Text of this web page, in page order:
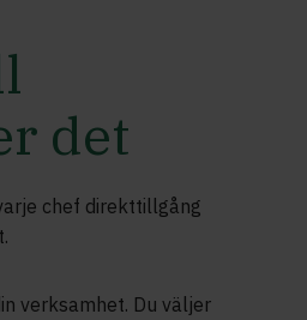
det
chef direkttillgång
verksamhet. Du väljer